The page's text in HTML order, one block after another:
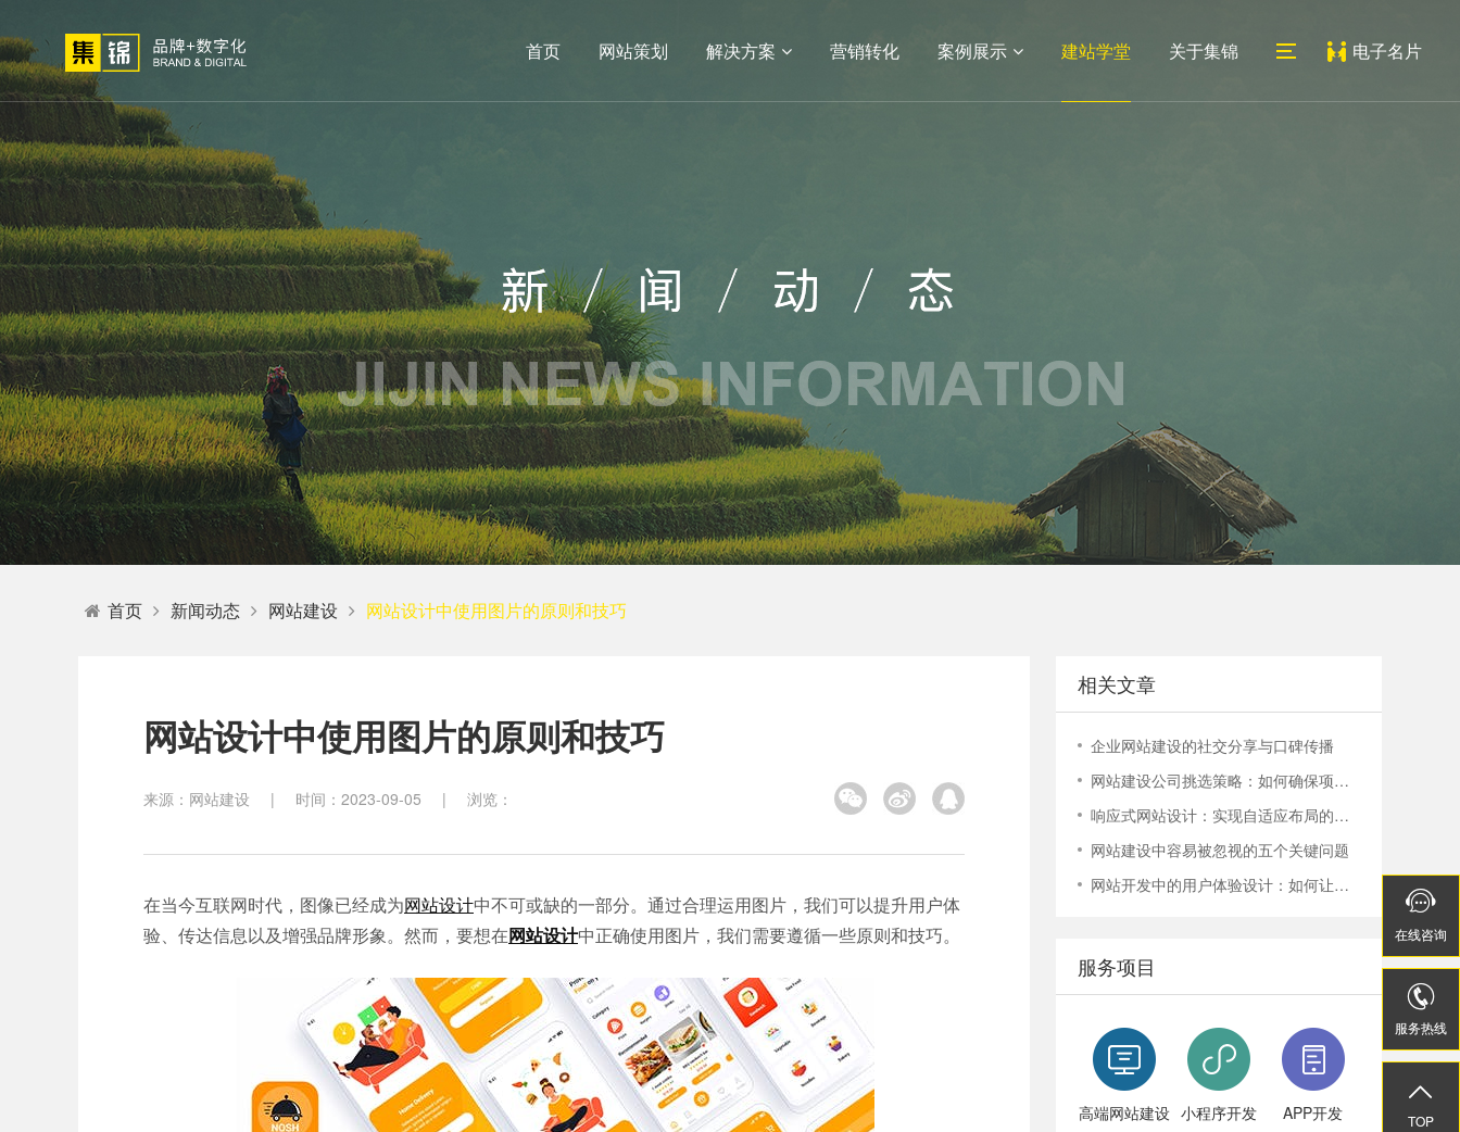
首页 网站策划 解决方案
高端网站
定制
小程序开
发
制
营销转化 案例展示 建站学堂 关于集锦 电子名片
01
关于我们
公司简介
荣誉资质
集锦文化
我们的客户
02
网站策划
方法论
高端网站建设
小程序开发
微信定制
APP开发服务
电商网站建设
生物医药网站建设
外贸网站建设
教育培训网站建设
网站建设案例
生物医疗
政府单位
机械制造
IT科技
装修建筑
其他
小程序
电话：400-888-9358
首页 新闻动态 网站建设 网站设计中使用图片的原则和技巧
网站设计中使用图片的原则和技巧
来源：网站建设 | 时间：2023-09-05 | 浏览：
在当今互联网时代，图像已经成为网站设计中不可或缺的一部分。通过合理运用图片，我们可以提升用户体
验、传达信息以及增强品牌形象。然而，要想在网站设计中正确使用图片，我们需要遵循一些原则和技巧。
相关文章
企业网站建设的社交分享与口碑传播
网站建设公司挑选策略：如何确保项目顺利进行？
响应式网站设计：实现自适应布局的技巧与实践
网站建设中容易被忽视的五个关键问题
网站开发中的用户体验设计：如何让您的网站更容易使用
服务项目
高端网站建设 小程序开发 APP开发

在线咨询

服务热线

TOP

在线咨询

服务热线

TOP